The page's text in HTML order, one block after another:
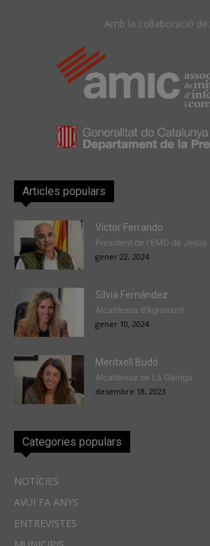
Amb la col·laboració de:
Articles populars
Victor Ferrando
President de l'EMD de Jesús
gener 22, 2024
Sílvia Fernández
Alcaldessa d'Agramunt
gener 10, 2024
Meritxell Budó
Alcaldessa de La Garriga
desembre 18, 2023
Categories populars
NOTÍCIES
AVUI FA ANYS
ENTREVISTES